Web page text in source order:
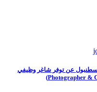
عن توفر شاغر وظيفي